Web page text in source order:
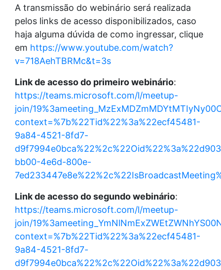
A transmissão do webinário será realizada
pelos links de acesso disponibilizados, caso
haja alguma dúvida de como ingressar, clique
em https://www.youtube.com/watch?
v=718AehTBRMc&t=3s
Link de acesso do primeiro webinário:
https://teams.microsoft.com/l/meetup-
join/
context=%7b%22Tid%22%3a%22ecf45481-
9a84-4521-8fd7-
bb00-4e6d-800e-
Link de acesso do segundo webinário:
https://teams.microsoft.com/l/meetup-
join/
context=%7b%22Tid%22%3a%22ecf45481-
9a84-4521-8fd7-